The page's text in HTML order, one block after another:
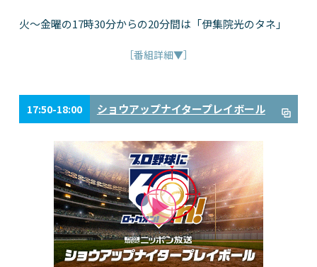
火～金曜の17時30分からの20分間は「伊集院光のタネ」
［番組詳細▼］
17:50-18:00 ショウアップナイタープレイボール